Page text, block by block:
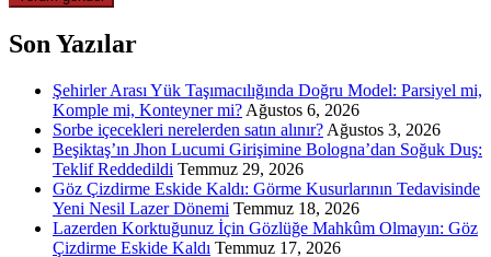
Son Yazılar
Şehirler Arası Yük Taşımacılığında Doğru Model: Parsiyel mi,
Komple mi, Konteyner mi? Ağustos 6, 2026
Sorbe içecekleri nerelerden satın alınır? Ağustos 3, 2026
Beşiktaş’ın Jhon Lucumi Girişimine Bologna’dan Soğuk Duş:
Teklif Reddedildi Temmuz 29, 2026
Göz Çizdirme Eskide Kaldı: Görme Kusurlarının Tedavisinde
Yeni Nesil Lazer Dönemi Temmuz 18, 2026
Lazerden Korktuğunuz İçin Gözlüğe Mahkûm Olmayın: Göz
Çizdirme Eskide Kaldı Temmuz 17, 2026